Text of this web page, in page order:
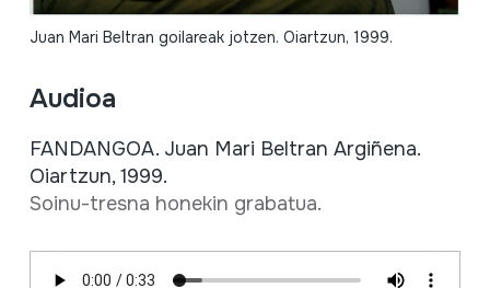
Juan Mari Beltran goilareak jotzen. Oiartzun, 1999.
Audioa
FANDANGOA. Juan Mari Beltran Argiñena.
Oiartzun, 1999.
Soinu-tresna honekin grabatua.